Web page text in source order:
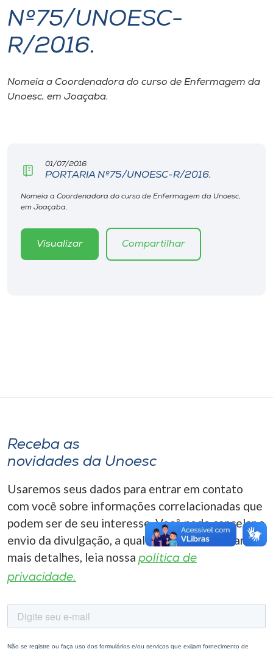
I.nova
Cultura
Biblioteca
Editora
Rádio
o idioma
A-
Nº75/UNOESC-
R/2016.
Nomeia a Coordenadora do curso de Enfermagem da
Unoesc, em Joaçaba.
01/07/2016
PORTARIA Nº75/UNOESC-R/2016.
Nomeia a Coordenadora do curso de Enfermagem da Unoesc,
em Joaçaba.
Visualizar Compartilhar
Receba as
novidades da Unoesc
Usaremos seus dados para entrar em contato
com você sobre informações correlacionadas que
podem ser de seu interesse. Você pode cancelar o
envio da divulgação, a qualquer momento. Para
mais detalhes, leia nossa política de
privacidade.